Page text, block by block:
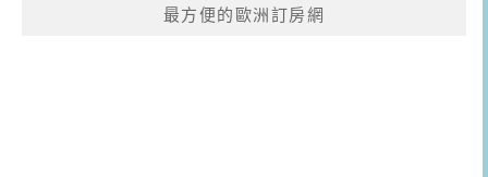
最方便的歐洲訂房網